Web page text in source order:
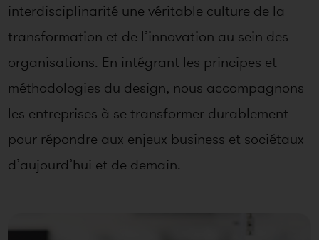
interdisciplinarité une véritable culture de la
transformation et de l’innovation au sein des
organisations. En intégrant les principes et
méthodologies du design, nous accompagnons
les entreprises à se transformer durablement
pour répondre aux enjeux business et sociétaux
d’aujourd’hui et de demain.